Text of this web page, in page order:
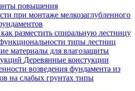
повышения
при монтаже мелкозаглубленного
разместить спиральную лестницу
типы лестниц
материалы для влагозащиты
Деревянные констукции
возведения фундамента из
на слабых грунтах типы